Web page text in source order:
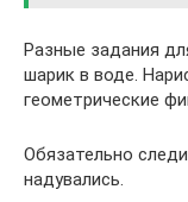
Разные задания
шарик в воде.
геометрические
Обязательно
надувались.